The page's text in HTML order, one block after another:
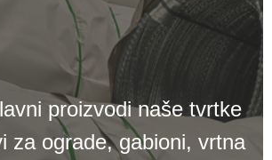
proizvodi naše tvrtke
za ograde, gabioni, vrtna